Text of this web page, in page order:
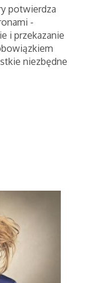
potwierdza
-
i przekazanie
niezbędne